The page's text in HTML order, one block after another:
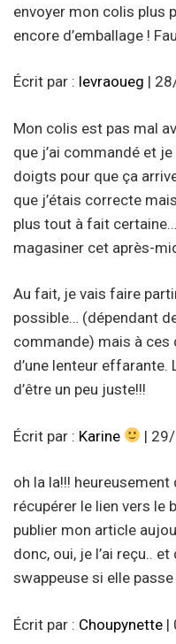
envoyer mon colis plus
encore d’emballage !
Écrit par : levraoueg |
Mon colis est pas mal
que j’ai commandé et
doigts pour que ça
que j’étais correcte
plus tout à fait
magasiner cet après-
Au fait, je vais faire
possible… (dépendant
commande) mais à
d’une lenteur effarante.
d’être un peu juste!!!
Écrit par : Karine |
oh la la!!!
récupérer le lien vers le
publier mon article
donc, oui, je l’ai reçu..
swappeuse si elle passe
Écrit par : Choupynette |